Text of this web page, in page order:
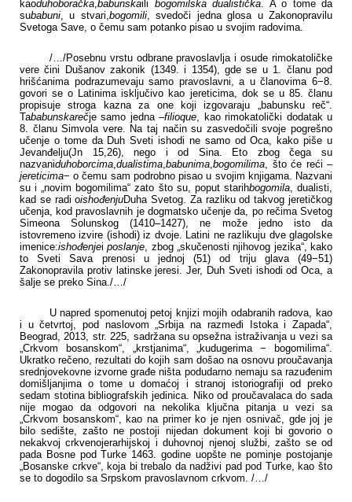
kaoduhoboračka,babunskaili bogomilska dualistička. A o tome da
subabuni, u stvari,bogomili, svedoči jedna glosau Zakonopravilu
Svetoga Save, o čemu sam potanko pisao u svojim radovima.
/…/Posebnu vrstu odbrane pravoslavlja i osude rimokatoličke
vere čini Dušanov zakonik (1349. i 1354), gde se u 1. članu pod
hrišćanima podrazumevaju samo pravoslavni, a u članovima 6−8.
govori se o Latinima isključivo kao jereticima, dok se u 85. članu
propisuje stroga kazna za one koji izgovaraju „babunsku reč“.
Tababunskarečje samo jedna –filioque, kao rimokatolički dodatak u
8. članu Simvola vere. Na taj način su zasvedočili svoje pogrešno
učenje o tome da Duh Sveti ishodi ne samo od Oca, kako piše u
Jevanđelju(Jn 15,26), nego i od Sina. Eto zbog čega su
nazvaniduhoborcima,dualistima,babunima,bogomilima, što će reći –
jereticima− o čemu sam podrobno pisao u svojim knjigama. Nazvani
su i „novim bogomilima“ zato što su, poput starihbogomila, dualisti,
kad se radi oishođenjuDuha Svetog. Za razliku od takvog jeretičkog
učenja, kod pravoslavnih je dogmatsko učenje da, po rečima Svetog
Simeona Solunskog (1410–1427), ne može jedno isto da
istovremeno izvire (ishodi) iz dvoje. Latini ne razlikuju dve glagolske
imenice:ishođenjeiposlanje, zbog „skučenosti njihovog jezika“, kako
to Sveti Sava prenosi u jednoj (51) od triju glava (49−51)
Zakonopravila protiv latinske jeresi. Jer, Duh Sveti ishodi od Oca, a
šalje se preko Sina./…/
U napred spomenutoj petoj knjizi mojih odabranih radova, kao
i u četvrtoj, pod naslovom „Srbija na razmeđi Istoka i Zapada“,
Beograd, 2013, str. 225, sadržana su opsežna istraživanja u vezi sa
„Crkvom bosanskom“, „krstjanima“, „kudugerima − bogomilima“.
Ukratko rečeno, rezultati do kojih sam došao na osnovu proučavanja
srednjovekovne izvorne građe ništa podudarno nemaju sa razuđenim
domišljanjima o tome u domaćoj i stranoj istoriografiji od preko
sedam stotina bibliografskih jedinica. Niko od proučavalaca do sada
nije mogao da odgovori na nekolika ključna pitanja u vezi sa
„Crkvom bosanskom“, kao na primer ko je njen osnivač, gde joj je
bilo sedište, zašto ne postoji nijedan dokument koji bi govorio o
nekakvoj crkvenojerarhijskoj i duhovnoj njenoj službi, zašto se od
pada Bosne pod Turke 1463. godine uopšte ne pominje postojanje
„Bosanske crkve“, koja bi trebalo da nadživi pad pod Turke, kao što
se to dogodilo sa Srpskom pravoslavnom crkvom. /…/